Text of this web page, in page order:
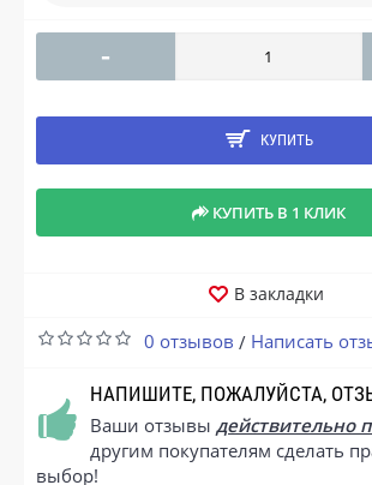
-
КУПИТЬ
КУПИТЬ В 1 КЛИК
В закладки
0 отзывов / Написать
НАПИШИТЕ, ПОЖАЛУЙСТА,
Ваши отзывы действительно
другим покупателям сделать
выбор!